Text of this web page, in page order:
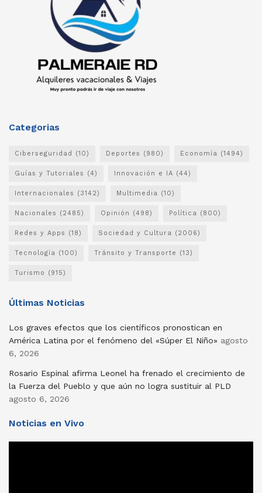
Categorias
Ciberseguridad (10) Deportes (980) Economía (1494)
Guías y Tutoriales (4) Innovación e IA (44)
Internacionales (3142) Multimedia (10)
Nacionales (2485) Opinión (498) Política (800)
Redes y Apps (18) Sociedad y Cultura (2006)
Tecnología (100) Tránsito y Transporte (13)
Turismo (915)
Últimas Noticias
Los graves efectos que los científicos pronostican en
América Latina por el fenómeno del «Súper El Niño» agosto
6, 2026
Rosario Espinal afirma Leonel ha frenado el crecimiento de
la Fuerza del Pueblo y que aún no logra sustituir al PLD
agosto 6, 2026
Noticias en Vivo